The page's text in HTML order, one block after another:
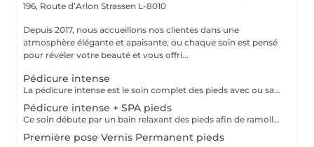
196, Route d’Arlon Strassen L-8010
Depuis 2017, nous accueillons nos clientes dans une
atmosphère élégante et apaisante, ou chaque soin est pensé
pour révéler votre beauté et vous offri...
Pédicure intense
La pédicure intense est le soin complet des pieds avec ou sans souci particulier. Elle comprend: bain de pieds, pousse et coupe des cuticules, coupe et limage des ongles, travail des callosités et/ou cors au bistouri/crédo, rape, massage avec crème de soin.
Pédicure intense + SPA pieds
Ce soin débute par un bain relaxant des pieds afin de ramollir la peau et favoriser la détente. Il se poursuit par la coupe et le limage des ongles, ainsi que le retrait minutieux des cuticules. Un travail approfondi est ensuite effectué pour éliminer les peaux mortes sur l'ensemble du pied. Si nécessaire, les cors sont également traités pour des pieds parfaitement lisses et soignés. Nous terminons par une gommage, hydratation accompagnée d'un massage relaxant, laissant les pieds doux, nourris et revitalisés.
Première pose Vernis Permanent pieds